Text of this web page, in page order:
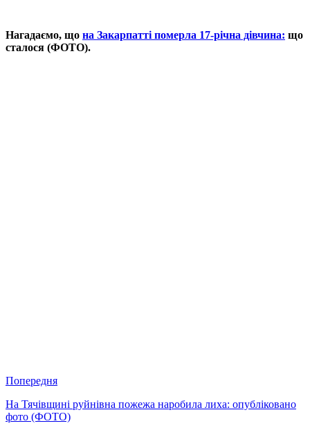
Нагадаємо, що на Закарпатті померла 17-річна дівчина: що
сталося (ФОТО).
Попередня
На Тячівщині руйнівна пожежа наробила лиха: опубліковано
фото (ФОТО)